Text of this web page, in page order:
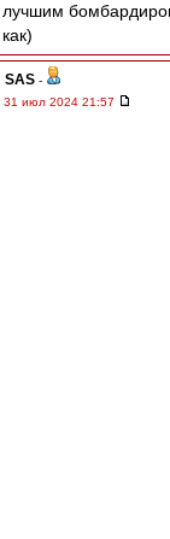
лучшим
как)
SAS -
31 июл 2024 21:57